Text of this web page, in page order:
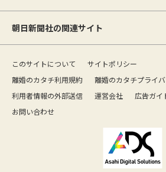
朝日新聞社の関連サイト
このサイトについて
サイトポリシー
離婚のカタチ利用規約
離婚のカタチプライ
利用者情報の外部送信
運営会社
広告ガイ
お問い合わせ